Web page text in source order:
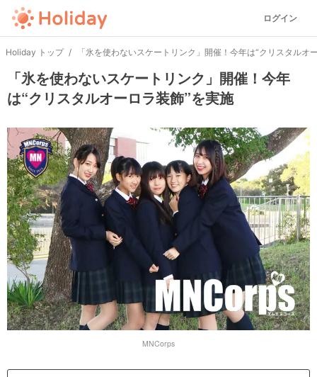
ログイン
Holiday トップ 「氷を使わないスケートリンク」開催！今年は“クリスタルオ
「氷を使わないスケートリンク」開催！今年
は“クリスタルオーロラ装飾”を実施
MNCorps